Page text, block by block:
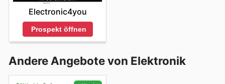
Electronic4you
Prospekt öffnen
Andere Angebote von Elektronik